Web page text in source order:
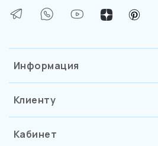
Информация
Клиенту
Кабинет